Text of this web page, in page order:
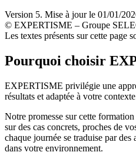
Version 5. Mise à jour le 01/01/
© EXPERTISME – Groupe
Les textes présents sur cette page
Pourquoi choisir
EXPERTISME privilégie une
résultats et adaptée à votre
Notre promesse sur cette
sur des cas concrets, proches de
chaque journée se traduise par
dans votre environnement.